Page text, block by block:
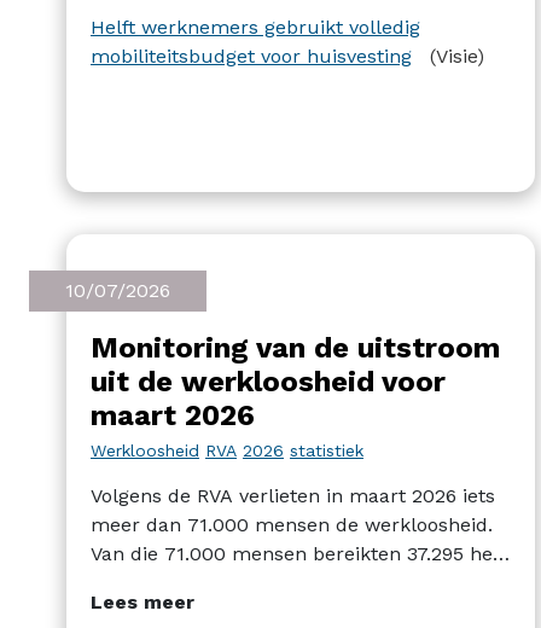
Helft werknemers gebruikt volledig
mobiliteitsbudget voor huisvesting
(Visie)
10/07/2026
Monitoring van de uitstroom
uit de werkloosheid voor
maart 2026
Werkloosheid RVA 2026 statistiek
Volgens de RVA verlieten in maart 2026 iets
meer dan 71.000 mensen de werkloosheid.
Van die 71.000 mensen bereikten 37.295 het
werkloosheidsuitkering. Van alle uitstromers
Lees meer